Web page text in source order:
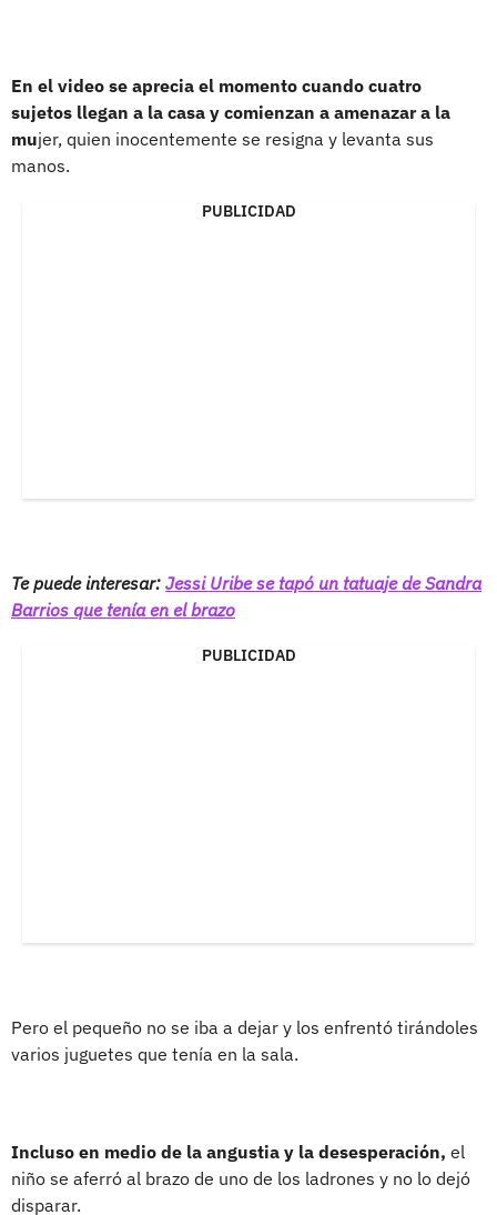
En el video se aprecia el momento cuando cuatro
sujetos llegan a la casa y comienzan a amenazar a la
mujer, quien inocentemente se resigna y levanta sus
manos.
PUBLICIDAD
Te puede interesar: Jessi Uribe se tapó un tatuaje de Sandra
Barrios que tenía en el brazo
PUBLICIDAD
Pero el pequeño no se iba a dejar y los enfrentó tirándoles
varios juguetes que tenía en la sala.
Incluso en medio de la angustia y la desesperación, el
niño se aferró al brazo de uno de los ladrones y no lo dejó
disparar.